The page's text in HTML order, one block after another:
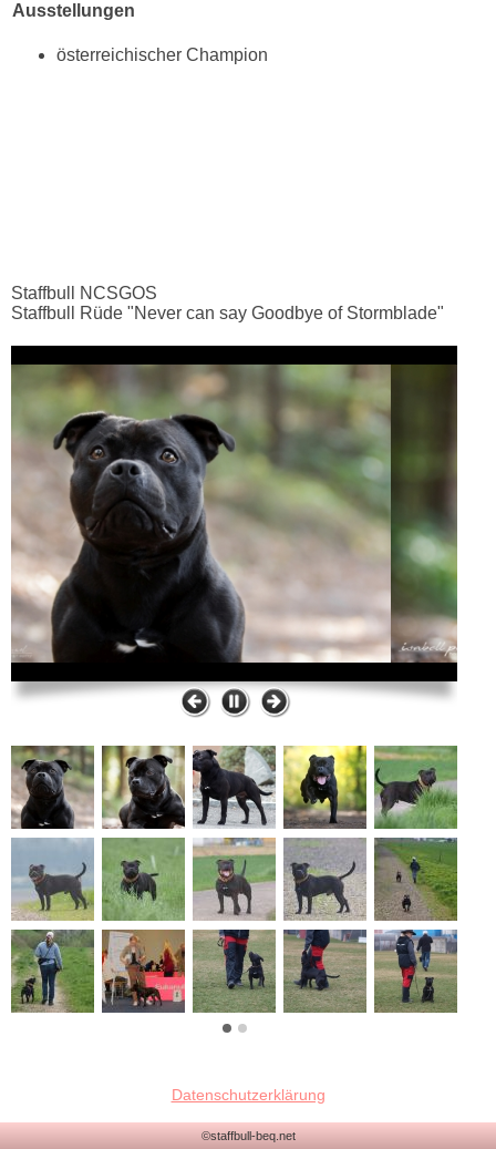
Ausstellungen
österreichischer Champion
Staffbull NCSGOS
Staffbull Rüde "Never can say Goodbye of Stormblade"
Datenschutzerklärung
©staffbull-beq.net